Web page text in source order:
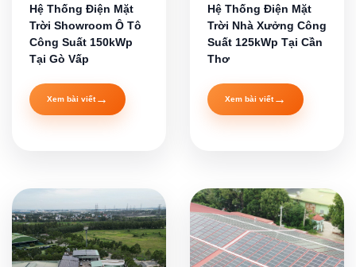
Hệ Thống Điện Mặt
Trời Showroom Ô Tô
Công Suất 150kWp
Tại Gò Vấp
Xem bài viết→
Hệ Thống Điện Mặt
Trời Nhà Xưởng Công
Suất 125kWp Tại Cần
Thơ
Xem bài viết→